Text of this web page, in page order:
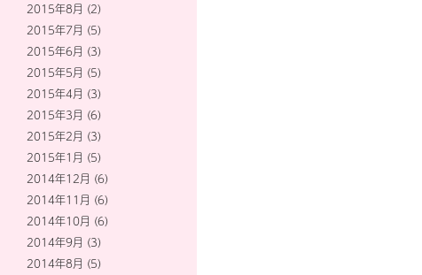
2015年8月 (2)
2015年7月 (5)
2015年6月 (3)
2015年5月 (5)
2015年4月 (3)
2015年3月 (6)
2015年2月 (3)
2015年1月 (5)
2014年12月 (6)
2014年11月 (6)
2014年10月 (6)
2014年9月 (3)
2014年8月 (5)